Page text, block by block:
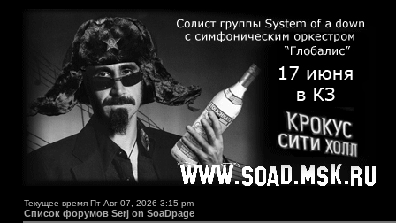
Текущее время Пт Авг 07, 2026 3:15 pm
Список форумов Serj on SoaDpage